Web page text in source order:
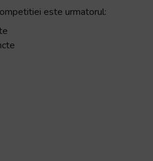
este urmatorul: